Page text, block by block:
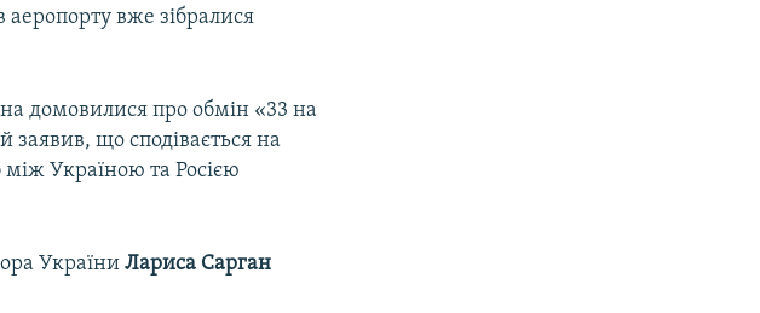
аеропорту вже зібралися
домовилися про обмін «33 на
що сподівається на
між Україною та Росією
УкраїниЛариса Сарган